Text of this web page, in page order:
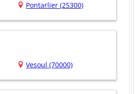
Pontarlier (25300)
Vesoul (70000)